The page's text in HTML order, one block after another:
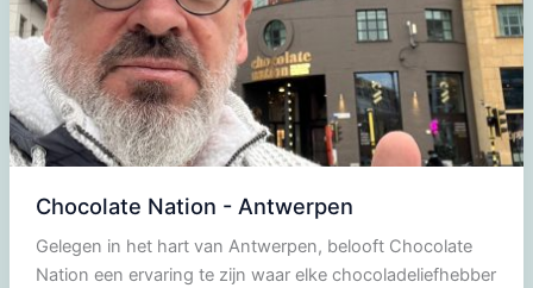
Chocolate Nation - Antwerpen
Gelegen in het hart van Antwerpen, belooft Chocolate
Nation een ervaring te zijn waar elke chocoladeliefhebber